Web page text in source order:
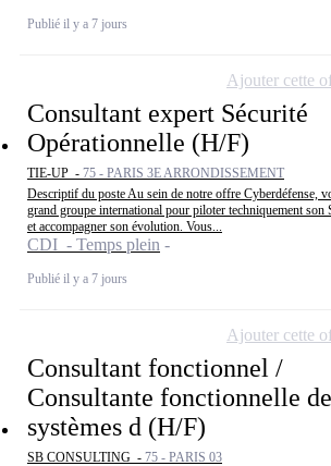
Publié il y a 7 jours
Consultant expert Sécurité
Opérationnelle (H/F)
TIE-UP - 75 - PARIS 3E ARRONDISSEMENT
Descriptif du poste Au sein de notre offre Cyberdéfense,
grand groupe international pour piloter techniquement
et accompagner son évolution. Vous...
CDI - Temps plein
Publié il y a 7 jours
Ajouter cette
Consultant fonctionnel /
Consultante fonctionnelle
systèmes d (H/F)
SB CONSULTING - 75 - PARIS 03
Ajouter cette